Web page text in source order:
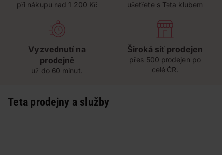
při nákupu nad 1 200 Kč ušetřete s Teta klubem
Vyzvednutí na
prodejně
už do 60 minut.
Široká síť prodejen
přes 500 prodejen po
celé ČR.
Teta prodejny a služby